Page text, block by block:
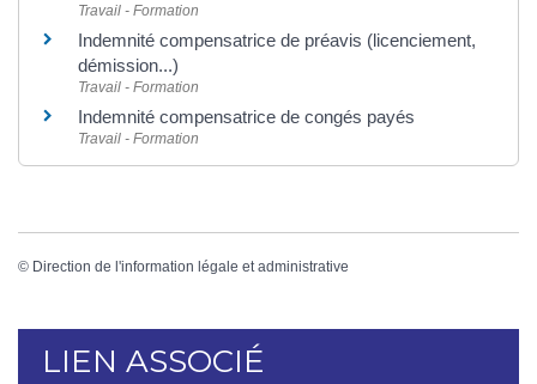
Travail - Formation
Indemnité compensatrice de préavis (licenciement,
démission...)
Travail - Formation
Indemnité compensatrice de congés payés
Travail - Formation
© Direction de l'information légale et administrative
LIEN ASSOCIÉ